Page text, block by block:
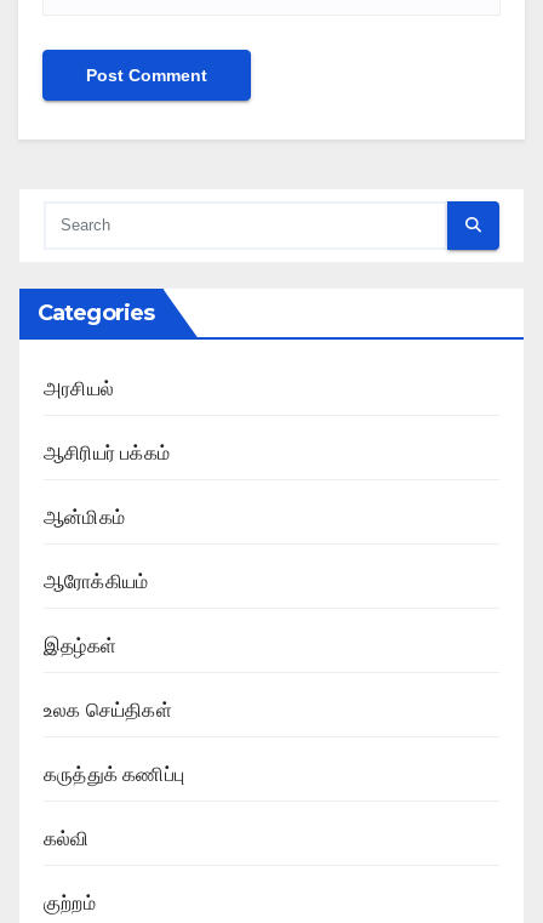
Categories
அரசியல்
ஆசிரியர் பக்கம்
ஆன்மிகம்
ஆரோக்கியம்
இதழ்கள்
உலக செய்திகள்
கருத்துக் கணிப்பு
கல்வி
குற்றம்